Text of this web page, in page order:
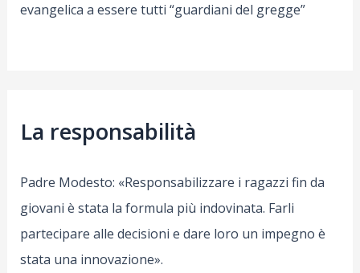
evangelica a essere tutti “guardiani del gregge”
La responsabilità
Padre Modesto: «Responsabilizzare i ragazzi fin da
giovani è stata la formula più indovinata. Farli
partecipare alle decisioni e dare loro un impegno è
stata una innovazione».